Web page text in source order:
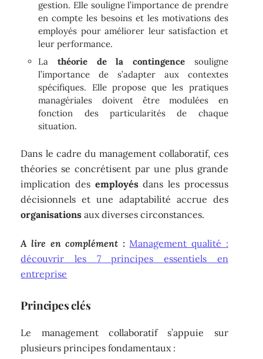
gestion. Elle souligne l’importance de prendre
en compte les besoins et les motivations des
employés pour améliorer leur satisfaction et
leur performance.
Lathéorie de la contingencesouligne
l’importance de s’adapter aux contextes
spécifiques. Elle propose que les pratiques
managériales doivent être modulées en
fonction des particularités de chaque
situation.
Dans le cadre du management collaboratif, ces
théories se concrétisent par une plus grande
implication des employésdans les processus
décisionnels et une adaptabilité accrue des
organisations aux diverses circonstances.
A lire en complément : Management qualité :
découvrir les 7 principes essentiels en
entreprise
Principes clés
Le management collaboratif s’appuie sur
plusieurs principes fondamentaux :